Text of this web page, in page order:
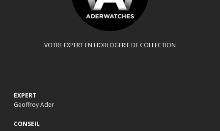
VOTRE EXPERT EN HORLOGERIE DE COLLECTION
EXPERT
Geoffroy Ader
CONSEIL